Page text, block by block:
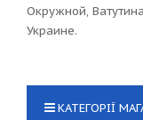
Окружной,
Украине.
КАТЕГОРІЇ